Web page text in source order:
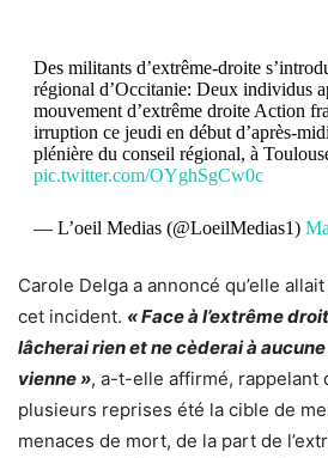
Des militants d’extrême-droite
régional d’Occitanie: Deux individus
mouvement d’extrême droite Action
irruption ce jeudi en début d’après-
plénière du conseil régional, à
pic.twitter.com/OYghSgCw0c
— L’oeil Medias (@LoeilMedias1)
Carole Delga a annoncé qu’elle
cet incident. « Face à l’extrême
lâcherai rien et ne cèderai à aucune
vienne », a-t-elle affirmé, rappelant
plusieurs reprises été la cible de
menaces de mort, de la part de